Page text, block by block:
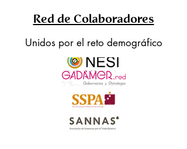
Red de Colaboradores
Unidos por el reto demográfico